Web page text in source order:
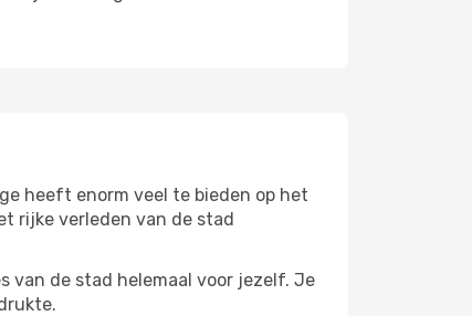
heeft enorm veel te bieden op het
rijke verleden van de stad
van de stad helemaal voor jezelf. Je